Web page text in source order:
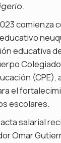
comienza
educativa
el
escolares.
salarial
Omar